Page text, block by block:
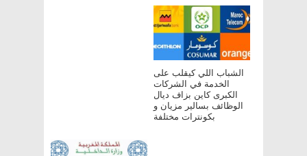
الشباب اللي كيقلب على
الخدمة في الشركات
الكبرى كاين بزاف ديال
الوظائف بسالير مزيان و
بكونترات مختلفة